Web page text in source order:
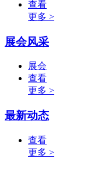
查看
更多 >
展会风采
展会
查看
更多 >
最新动态
查看
更多 >